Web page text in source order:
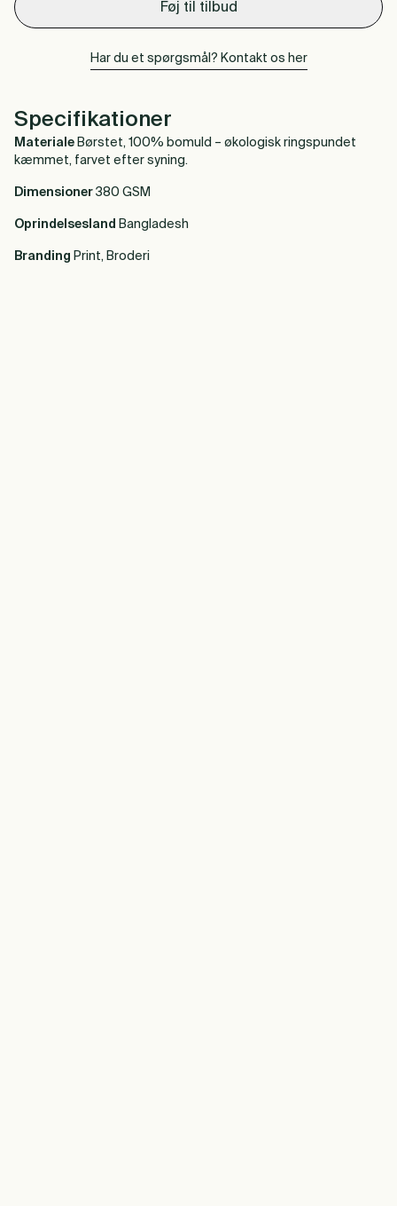
Føj til tilbud
Har du et spørgsmål? Kontakt os her
Specifikationer
Materiale Børstet, 100% bomuld – økologisk ringspundet
kæmmet, farvet efter syning.
Dimensioner 380 GSM
Oprindelsesland Bangladesh
Branding Print, Broderi